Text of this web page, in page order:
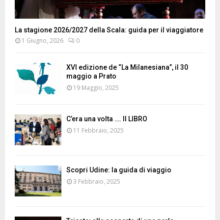
La stagione 2026/2027 della Scala: guida per il viaggiatore
1 Giugno, 2026 0
XVI edizione de “La Milanesiana”, il 30
maggio a Prato
19 Maggio, 2025
C’era una volta …. Il LIBRO
11 Febbraio, 2025
Scopri Udine: la guida di viaggio
3 Febbraio, 2025